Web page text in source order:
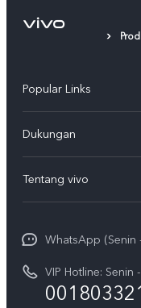
Popular Links
T5
T5 Pro
V70 FE
Dukungan
Service Center
Funtouch OS
Pembaruan Sistem
Harga Spare Part
Tentang vivo
Sejarah
Berita
WhatsApp (Senin
VIP Hotline: Senin